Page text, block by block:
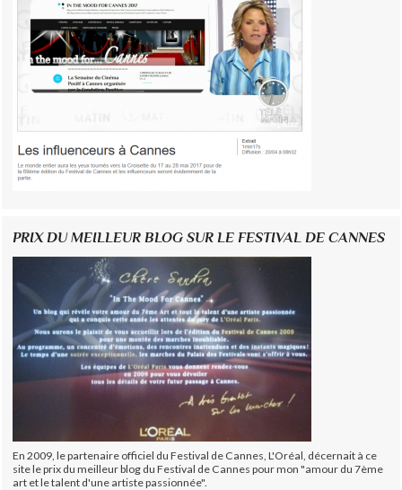
PRIX DU MEILLEUR BLOG SUR LE FESTIVAL DE CANNES
En 2009, le partenaire officiel du Festival de Cannes, L'Oréal, décernait à ce
site le prix du meilleur blog du Festival de Cannes pour mon "amour du 7ème
art et le talent d'une artiste passionnée".